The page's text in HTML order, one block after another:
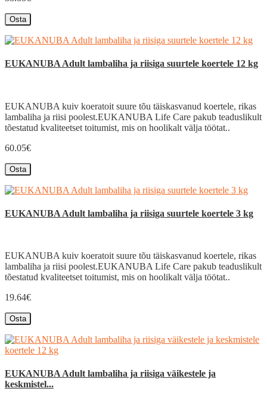
Osta
EUKANUBA Adult lambaliha ja riisiga suurtele koertele 12 kg
EUKANUBA kuiv koeratoit suure tõu täiskasvanud koertele, rikas
lambaliha ja riisi poolest.EUKANUBA Life Care pakub teaduslikult
tõestatud kvaliteetset toitumist, mis on hoolikalt välja töötat..
60.05€
Osta
EUKANUBA Adult lambaliha ja riisiga suurtele koertele 3 kg
EUKANUBA kuiv koeratoit suure tõu täiskasvanud koertele, rikas
lambaliha ja riisi poolest.EUKANUBA Life Care pakub teaduslikult
tõestatud kvaliteetset toitumist, mis on hoolikalt välja töötat..
19.64€
Osta
EUKANUBA Adult lambaliha ja riisiga väikestele ja
keskmistel...